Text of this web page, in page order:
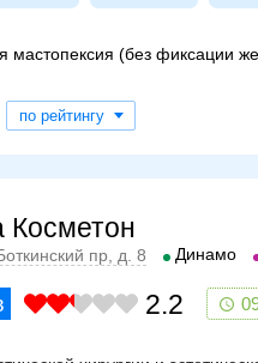
мастопексия (без фиксации
по рейтингу
Косметон
пр, д. 8 Динамо
2.2